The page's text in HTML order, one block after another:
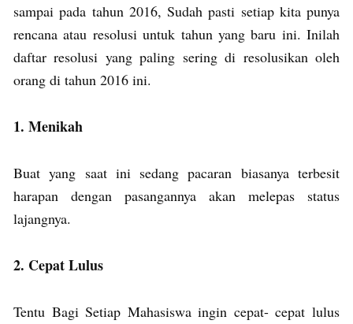
sampai pada tahun 2016, Sudah pasti setiap kita punya
rencana atau resolusi untuk tahun yang baru ini. Inilah
daftar resolusi yang paling sering di resolusikan oleh
orang di tahun 2016 ini.
1. Menikah
Buat yang saat ini sedang pacaran biasanya terbesit
harapan dengan pasangannya akan melepas status
lajangnya.
2. Cepat Lulus
Tentu Bagi Setiap Mahasiswa ingin cepat- cepat lulus